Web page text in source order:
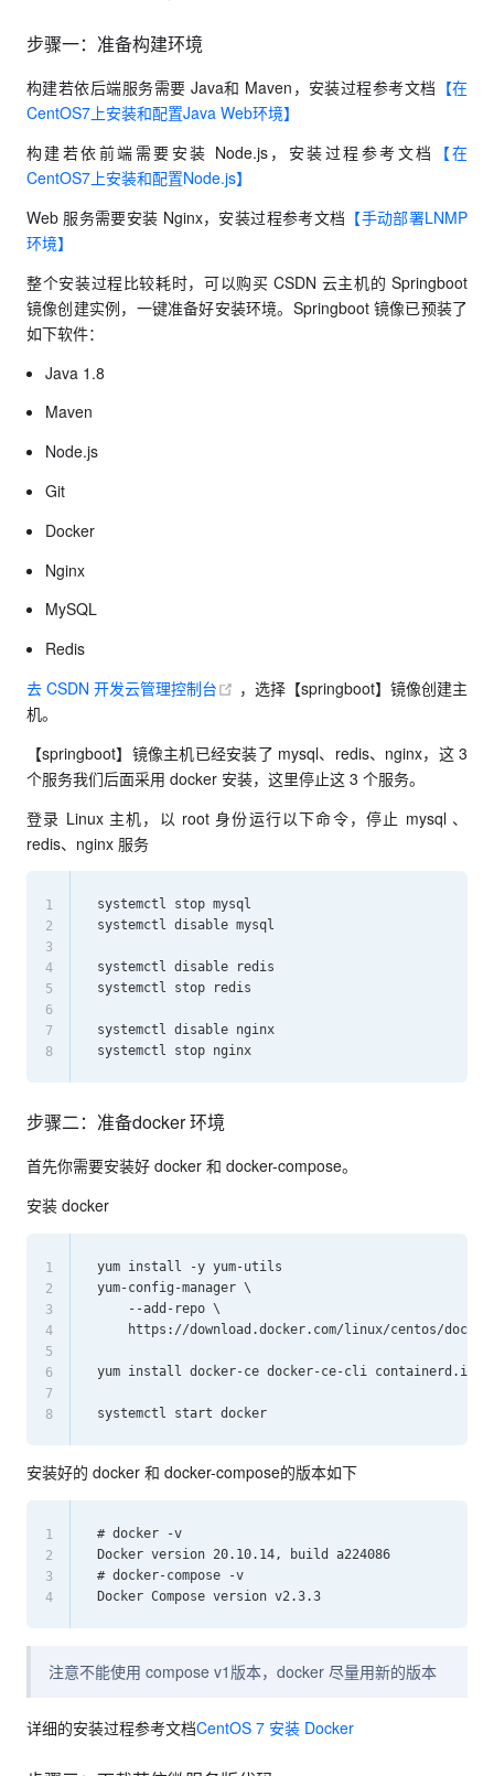
步骤一：准备构建环境
构建若依后端服务需要 Java和 Maven，安装过程参考文档 【在
CentOS7上安装和配置Java Web环境】
构建若依前端需要安装 Node.js，安装过程参考文档
【在
CentOS7上安装和配置Node.js】
Web 服务需要安装 Nginx，安装过程参考文档 【手动部署LNMP
环境】
整个安装过程比较耗时，可以购买 CSDN 云主机的 Springboot
镜像创建实例，一键准备好安装环境。Springboot 镜像已预装了
如下软件：
Java 1.8
Maven
Node.js
Git
Docker
Nginx
MySQL
Redis
去 CSDN 开发云管理控制台
(opens new window)
，选择【springboot】镜像创建主
机。
【springboot】镜像主机已经安装了 mysql、redis、nginx，这 3
个服务我们后面采用 docker 安装，这里停止这 3 个服务。
登录 Linux 主机，以 root 身份运行以下命令，停止 mysql 、
redis、nginx 服务
systemctl stop mysql
systemctl disable mysql
systemctl disable redis
systemctl stop redis
systemctl disable nginx
1
2
3
4
5
6
7
8
步骤二：准备docker 环境
首先你需要安装好 docker 和 docker-compose。
安装 docker
yum install -y yum-utils
yum-config-manager \
    --add-repo \
https://download.docker.com/linux/centos/
yum install docker-ce docker-ce-cli containerd.io
1
2
3
4
5
6
7
8
安装好的 docker 和 docker-compose的版本如下
# docker -v
Docker version 20.10.14, build a224086
# docker-compose -v
1
2
3
4
注意不能使用 compose v1版本，docker 尽量用新的版本
详细的安装过程参考文档CentOS 7 安装 Docker